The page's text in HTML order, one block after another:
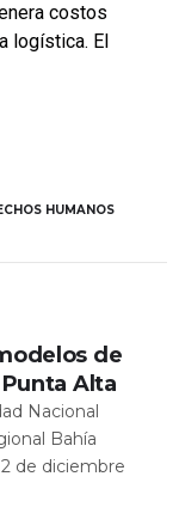
costos
logística. El
HUMANOS
de
Alta
Nacional
Bahía
de diciembre